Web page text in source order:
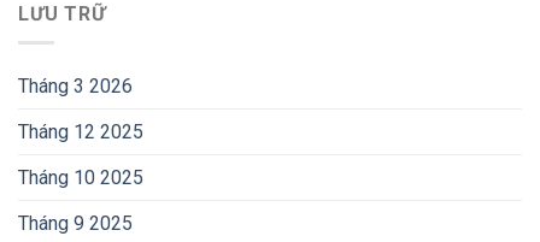
LƯU TRỮ
Tháng 3 2026
Tháng 12 2025
Tháng 10 2025
Tháng 9 2025